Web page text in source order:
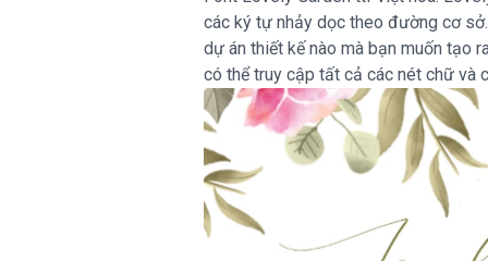
các ký tự nhảy dọc theo đường cơ
dự án thiết kế nào mà bạn muốn tạo
có thể truy cập tất cả các nét chữ và